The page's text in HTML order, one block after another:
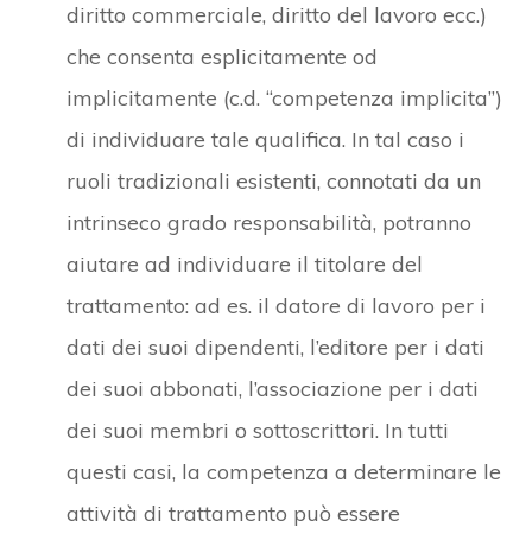
diritto commerciale, diritto del lavoro ecc.)
che consenta esplicitamente od
implicitamente (c.d. “competenza implicita”)
di individuare tale qualifica. In tal caso i
ruoli tradizionali esistenti, connotati da un
intrinseco grado responsabilità, potranno
aiutare ad individuare il titolare del
trattamento: ad es. il datore di lavoro per i
dati dei suoi dipendenti, l’editore per i dati
dei suoi abbonati, l’associazione per i dati
dei suoi membri o sottoscrittori. In tutti
questi casi, la competenza a determinare le
attività di trattamento può essere